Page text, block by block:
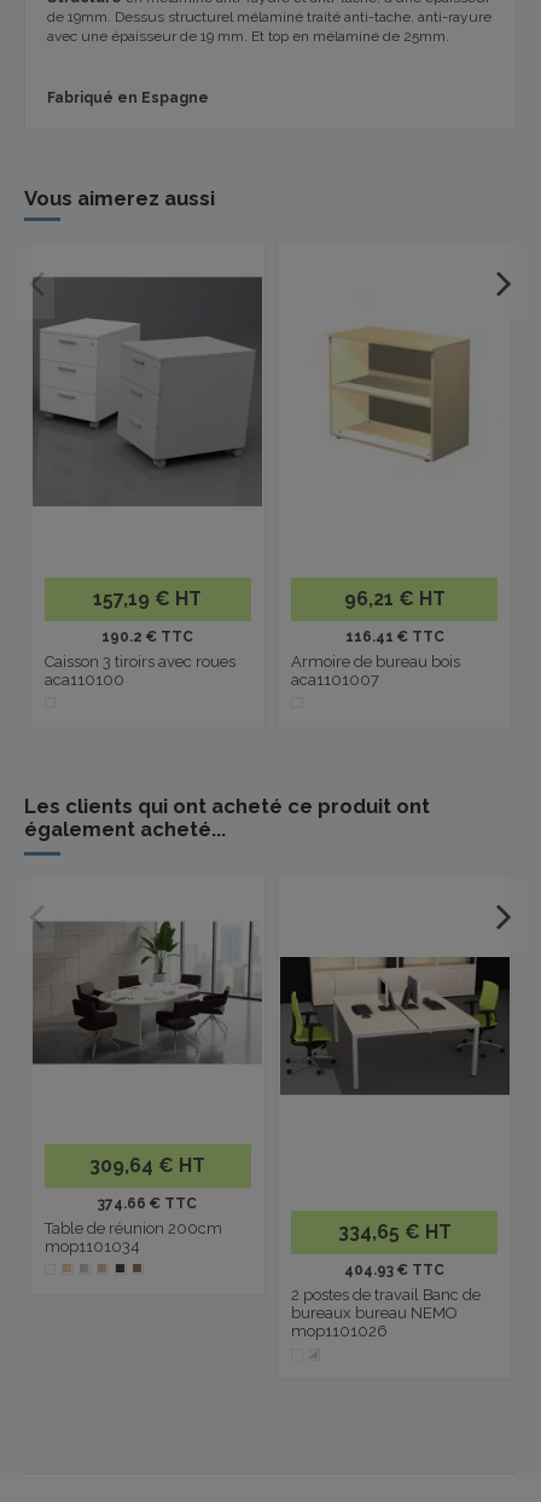
de 19mm. Dessus structurel mélaminé traité anti-tache, anti-rayure
avec une épaisseur de 19 mm. Et top en mélaminé de 25mm.
Fabriqué en Espagne
Vous aimerez aussi
157,19 € HT
190.2 € TTC
Caisson 3 tiroirs avec roues
aca110100
96,21 € HT
116.41 € TTC
Armoire de bureau bois
aca1101007
Les clients qui ont acheté ce produit ont
également acheté...
309,64 € HT
374.66 € TTC
Table de réunion 200cm
mop1101034
334,65 € HT
404.93 € TTC
2 postes de travail Banc de
bureaux bureau NEMO
mop1101026